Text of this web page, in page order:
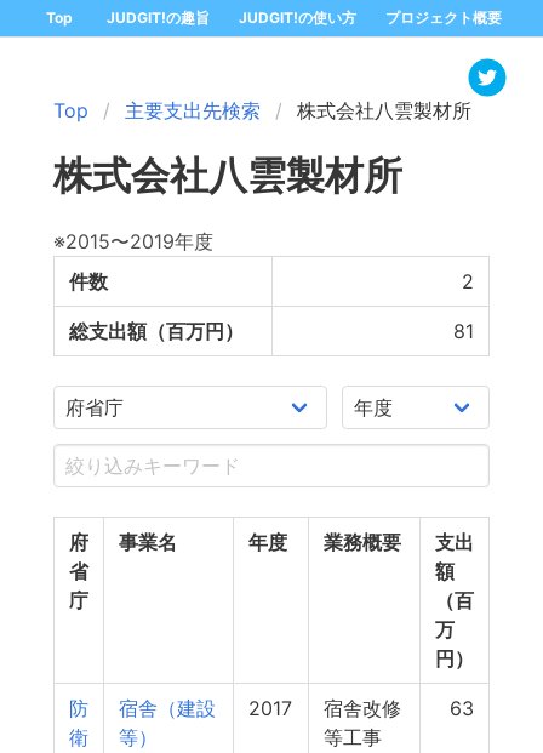
Top JUDGIT!の趣旨 JUDGIT!の使い方 プロジェクト概要
Top 主要支出先検索 株式会社八雲製材所
株式会社八雲製材所
※2015〜2019年度
件数
2
総支出額（百万円） 81
府
省
庁
事業名 年度 業務概要
支出
額
（百
万
円）
防
衛
宿舎（建設
等）
2017
宿舎改修
等工事
63